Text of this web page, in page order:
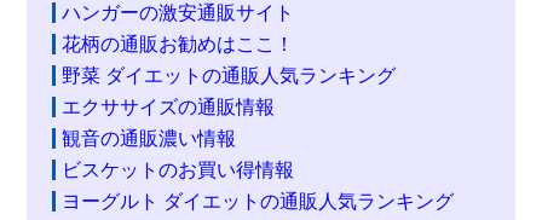
ハンガーの激安通販サイト
花柄の通販お勧めはここ！
野菜 ダイエットの通販人気ランキング
エクササイズの通販情報
観音の通販濃い情報
ビスケットのお買い得情報
ヨーグルト ダイエットの通販人気ランキング